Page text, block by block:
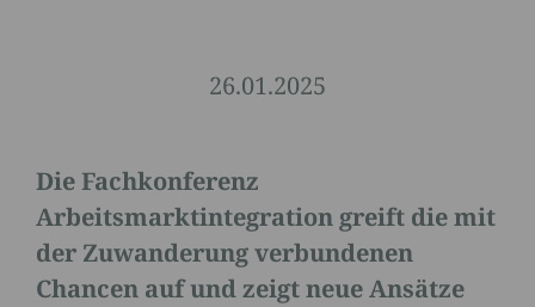
26.01.2025
Die Fachkonferenz
Arbeitsmarktintegration greift die mit
der Zuwanderung verbundenen
Chancen auf und zeigt neue Ansätze